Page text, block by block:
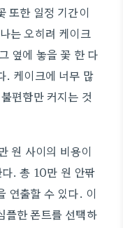
또한 일정 기간이
는 오히려 케이크
옆에 놓을 꽃 한 다
. 케이크에 너무 많
편함만 커지는 것
원 사이의 비용이
. 총 10만 원 안팎
연출할 수 있다. 이
플한 폰트를 선택하